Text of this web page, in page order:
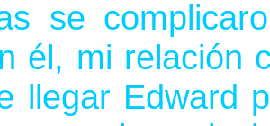
se
él, mi relación
llegar Edward